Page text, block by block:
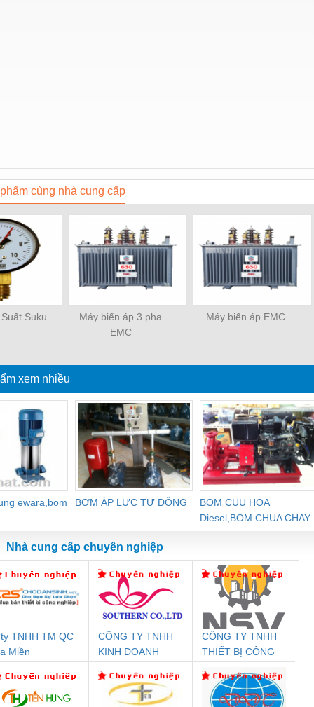
cùng nhà cung cấp
Suku
Máy biến áp 3 pha
EMC
Máy biến áp EMC
xem nhiều
ewara,bom
BƠM ÁP LỰC TỰ ĐỘNG
BOM CUU HOA
Diesel,BOM CHUA CHAY
An Toàn
Contact
1NO-
Rơ Le An Toàn
Phoenix Contact
PSR-SCP-
24UC/ESL4/3X1/1X2/B
- 2981059
Bộ Lặp Tín Hiệu
PROFIBUS Phoenix
Contact PSI-REP-
PROFIBUS/12MB -
2708863
Nhà cung cấp chuyên nghiệp
TNHH TM QC
Miền
CÔNG TY TNHH
KINH DOANH
PHƯƠNG NAM
CÔNG TY TNHH
THIẾT BỊ CÔNG
SETSUBI VIỆT
NAM